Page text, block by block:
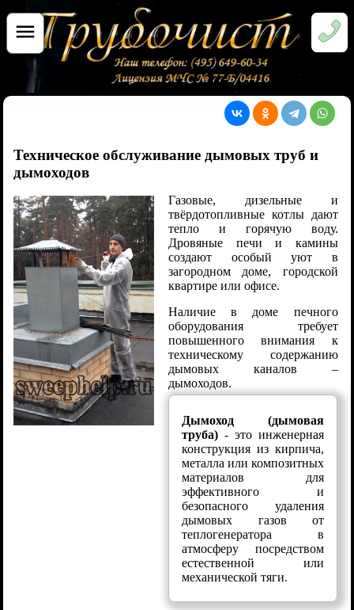
Техническое обслуживание дымовых труб и
дымоходов
Газовые, дизельные и
твёрдотопливные котлы дают
тепло и горячую воду.
Дровяные печи и камины
создают особый уют в
загородном доме, городской
квартире или офисе.
Наличие в доме печного
оборудования требует
повышенного внимания к
техническому содержанию
дымовых каналов –
дымоходов.
Дымоход (дымовая
труба) - это инженерная
конструкция из кирпича,
металла или композитных
материалов для
эффективного и
безопасного удаления
дымовых газов от
теплогенератора в
атмосферу посредством
естественной или
механической тяги.